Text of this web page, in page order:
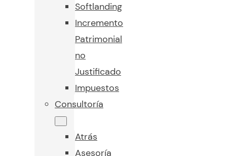
Softlanding
Incremento
Patrimonial
no
Justificado
Impuestos
Consultoría
Atrás
Asesoría